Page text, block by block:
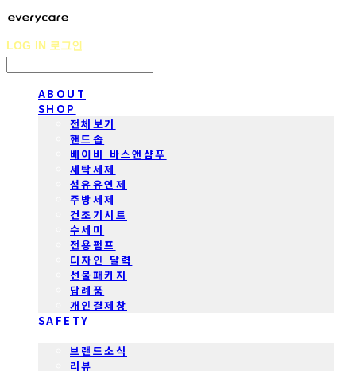
LOG IN 로그인
ABOUT
SHOP
전체보기
핸드솝
베이비 바스앤샴푸
세탁세제
섬유유연제
주방세제
건조기시트
수세미
전용펌프
디자인 달력
선물패키지
답례품
개인결제창
SAFETY
브랜드소식
리뷰